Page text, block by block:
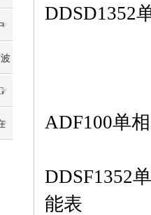
DDSD1352
ADF100单
DDSF1352
能表